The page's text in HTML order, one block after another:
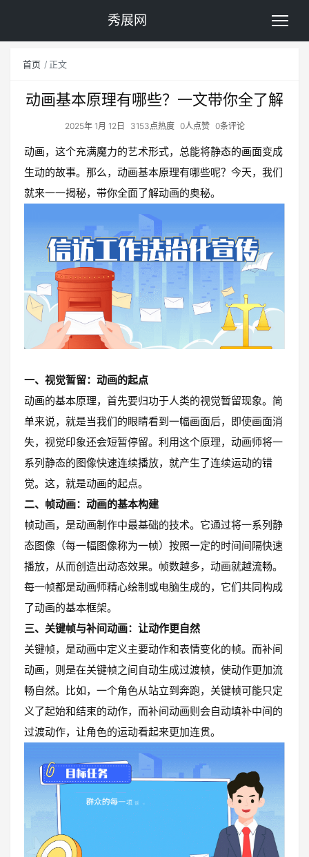
秀展网
首页 正文
动画基本原理有哪些？一文带你全了解
2025年 1月 12日 3153点热度 0人点赞 0条评论
动画，这个充满魔力的艺术形式，总能将静态的画面变成
生动的故事。那么，动画基本原理有哪些呢？今天，我们
就来一一揭秘，带你全面了解动画的奥秘。
一、视觉暂留：动画的起点
动画的基本原理，首先要归功于人类的视觉暂留现象。简
单来说，就是当我们的眼睛看到一幅画面后，即使画面消
失，视觉印象还会短暂停留。利用这个原理，动画师将一
系列静态的图像快速连续播放，就产生了连续运动的错
觉。这，就是动画的起点。
二、帧动画：动画的基本构建
帧动画，是动画制作中最基础的技术。它通过将一系列静
态图像（每一幅图像称为一帧）按照一定的时间间隔快速
播放，从而创造出动态效果。帧数越多，动画就越流畅。
每一帧都是动画师精心绘制或电脑生成的，它们共同构成
了动画的基本框架。
三、关键帧与补间动画：让动作更自然
关键帧，是动画中定义主要动作和表情变化的帧。而补间
动画，则是在关键帧之间自动生成过渡帧，使动作更加流
畅自然。比如，一个角色从站立到奔跑，关键帧可能只定
义了起始和结束的动作，而补间动画则会自动填补中间的
过渡动作，让角色的运动看起来更加连贯。